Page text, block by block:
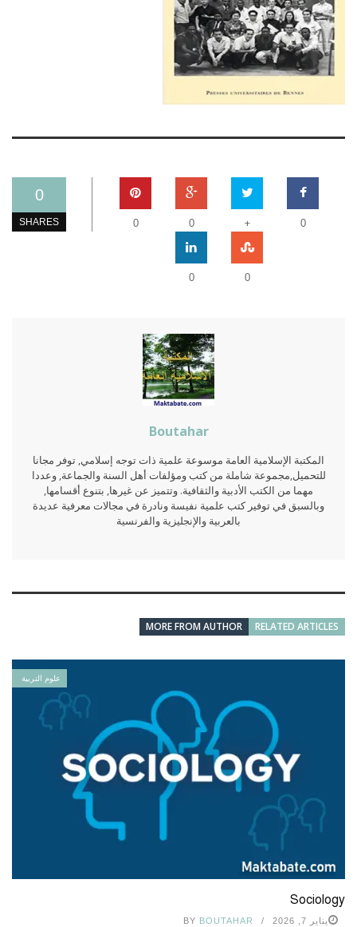
0
SHARES 0
+
0
0
0
0
Boutahar
المكتبة الإسلامية العامة موسوعة علمية ذات توجه إسلامي, توفر مجانا
للتحميل,مجموعة شاملة من كتب ومؤلفات أهل السنة والجماعة, وعددا
مهما من الكتب الأدبية والثقافية. وتتميز عن غيرها, بتنوع أقسامها,
وبالسبق في توفير كتب علمية نفيسة ونادرة في مجالات معرفية عديدة
بالعربية والإنجليزية والفرنسية
RELATED ARTICLES
MORE FROM AUTHOR
علوم التربية
Sociology
يناير 7, 2026 BY BOUTAHAR